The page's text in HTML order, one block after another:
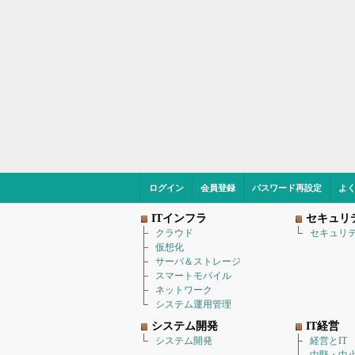
ログイン 会員登録 パスワード再設定 よ
ITインフラ
クラウド
仮想化
サーバ＆ストレージ
スマートモバイル
ネットワーク
システム運用管理
セキュリ
セキュリ
システム開発
システム開発
IT経営
経営とIT